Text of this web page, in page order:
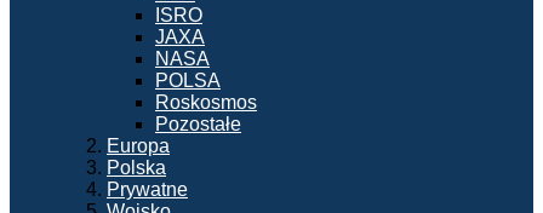
ISRO
JAXA
NASA
POLSA
Roskosmos
Pozostałe
Europa
Polska
Prywatne